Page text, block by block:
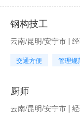
钢构技工
云南/昆明/安宁市 |
交通方便 管理规
厨师
云南/昆明/安宁市 |